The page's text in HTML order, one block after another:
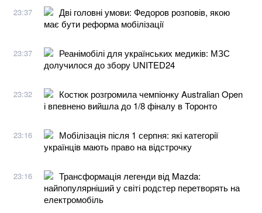
23:37
Дві головні умови: Федоров розповів, якою
має бути реформа мобілізації
23:37
Реанімобілі для українських медиків: МЗС
долучилося до збору UNITED24
23:32
Костюк розгромила чемпіонку Australian Open
і впевнено вийшла до 1/8 фіналу в Торонто
23:16
Мобілізація після 1 серпня: які категорії
українців мають право на відстрочку
23:16
Трансформація легенди від Mazda:
найпопулярніший у світі родстер перетворять на
електромобіль